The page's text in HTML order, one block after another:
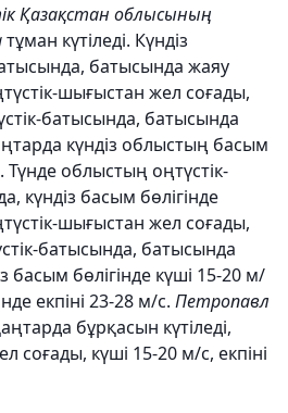
Қазақстан облысының
тұман күтіледі. Күндіз
батысында жаяу
шығыстан жел соғады,
батысында, батысында
күндіз облыстың басым
Түнде облыстың оңтүстік-
күндіз басым бөлігінде
шығыстан жел соғады,
батысында, батысында
басым бөлігінде күші 15-20 м/
екпіні 23-28 м/с. Петропавл
бұрқасын күтіледі,
соғады, күші 15-20 м/с, екпіні